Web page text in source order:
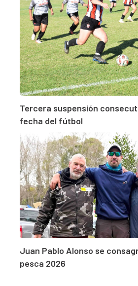
Tercera suspensión
fecha del fútbol
Juan Pablo Alonso se
pesca 2026